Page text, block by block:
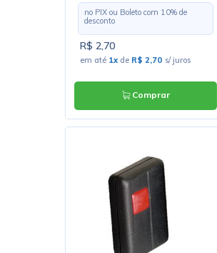
no PIX ou Boleto com 10% de
desconto
R$ 2,70
em até 1x de R$ 2,70 s/ juros
Comprar